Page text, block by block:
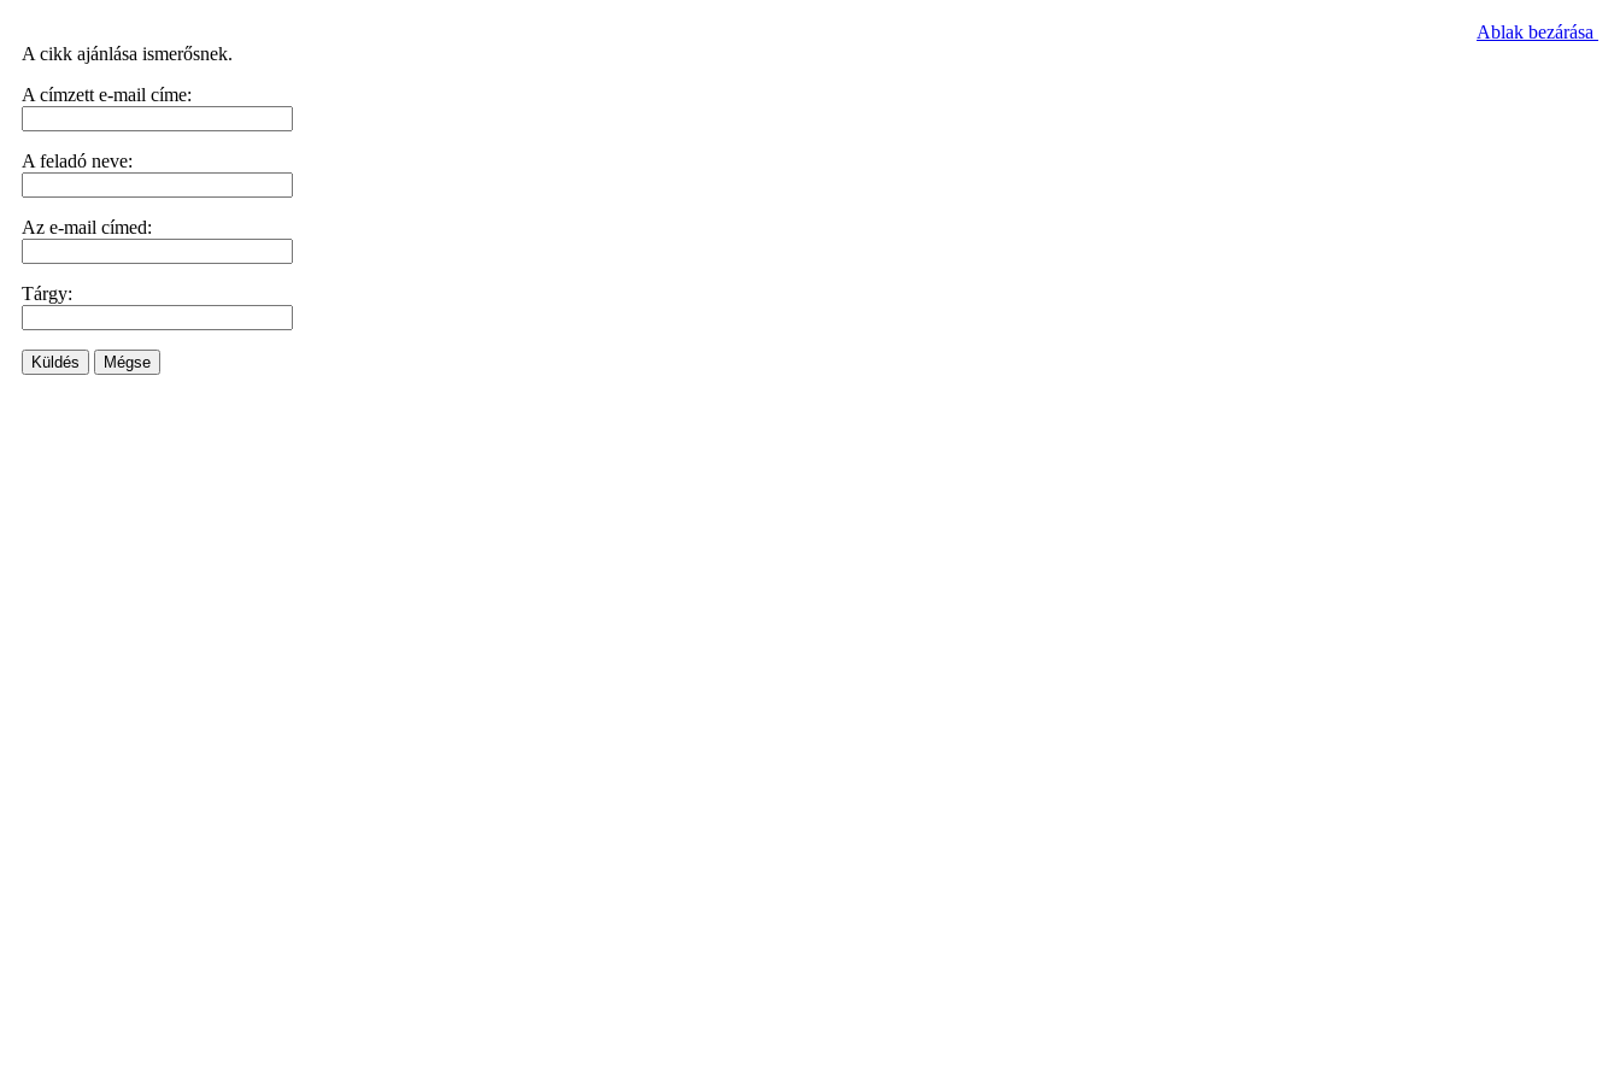
Ablak bezárása
A cikk ajánlása ismerősnek.
A címzett e-mail címe:
A feladó neve:
Az e-mail címed:
Tárgy:
Küldés Mégse